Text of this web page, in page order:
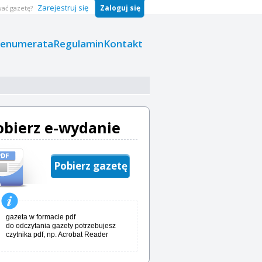
RegulaminKontakt
gazetę? Zarejestruj się Zaloguj się
e-wydanie
Pobierz gazetę
gazeta w formacie pdf
do odczytania gazety potrzebujesz
czytnika pdf, np. Acrobat Reader